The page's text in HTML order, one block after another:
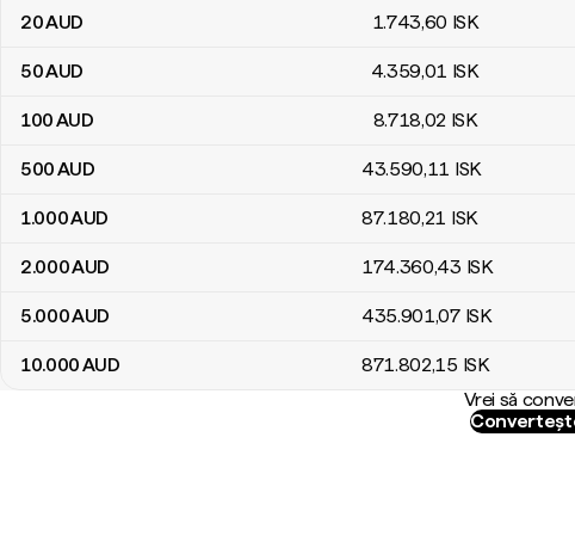
20AUD 1.743,60 ISK
50AUD 4.359,01 ISK
100AUD 8.718,02 ISK
500AUD 43.590,11 ISK
1.000AUD 87.180,21 ISK
2.000AUD 174.360,43 ISK
5.000AUD 435.901,07 ISK
10.000AUD 871.802,15 ISK
Vrei să